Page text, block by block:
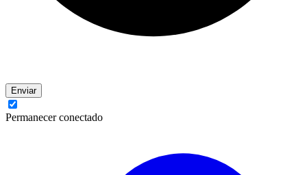
Enviar
Permanecer conectado